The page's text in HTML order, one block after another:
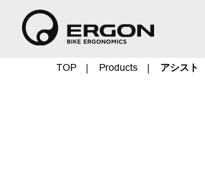
TOP Products アシスト